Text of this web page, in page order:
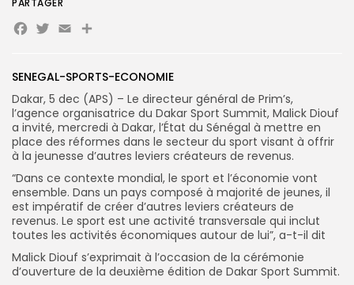
SENEGAL-SPORTS-ECONOMIE
Dakar, 5 dec (APS) – Le directeur général de Prim’s,
l’agence organisatrice du Dakar Sport Summit, Malick Diouf
a invité, mercredi à Dakar, l’État du Sénégal à mettre en
place des réformes dans le secteur du sport visant à offrir
à la jeunesse d’autres leviers créateurs de revenus.
“Dans ce contexte mondial, le sport et l’économie vont
ensemble. Dans un pays composé à majorité de jeunes, il
est impératif de créer d’autres leviers créateurs de
revenus. Le sport est une activité transversale qui inclut
toutes les activités économiques autour de lui”, a-t-il dit
Malick Diouf s’exprimait à l’occasion de la cérémonie
d’ouverture de la deuxième édition de Dakar Sport Summit.
PARTAGER
Facebook
Twitter
EmailPartager